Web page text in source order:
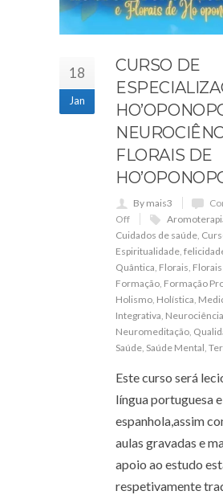
18
Jan
CURSO DE
FLORAIS DE
By mais3
Off
Cuidados de saúde
Espiritualidade
Quântica Florais
Formação Formação
Holismo Holística
Integrativa Neurociência
Neuromeditação
Saúde Saúde Mental
Este curso será
língua portuguesa e
espanhola,assim
aulas gravadas e
apoio ao estudo
respetivamente